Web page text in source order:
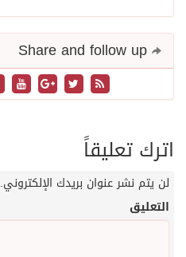
اترك تعليقاً
لن يتم نشر عنوان بريدك الإلكتروني.
التعليق